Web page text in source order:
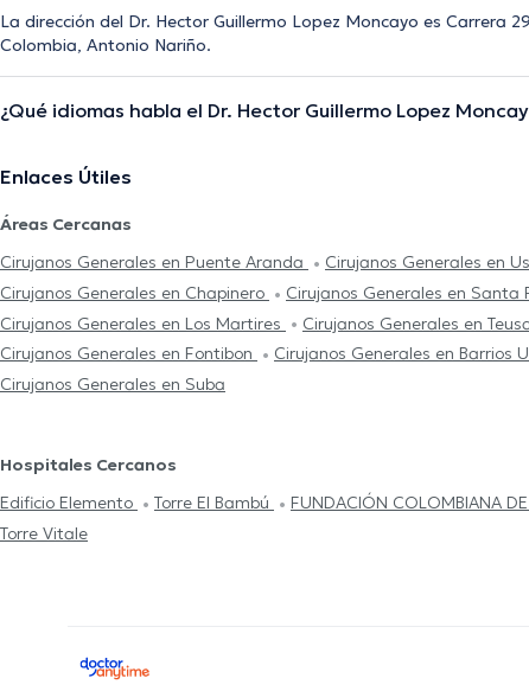
La dirección del Dr. Hector Guillermo Lopez Moncayo es Carrera
Colombia, Antonio Nariño.
¿Qué idiomas habla el Dr. Hector Guillermo Lopez
Enlaces Útiles
Áreas Cercanas
Cirujanos Generales en Puente Aranda
Cirujanos Generales en
Cirujanos Generales en Chapinero
Cirujanos Generales en Santa
Cirujanos Generales en Los Martires
Cirujanos Generales en
Cirujanos Generales en Fontibon
Cirujanos Generales en Barrios
Cirujanos Generales en Suba
Hospitales Cercanos
Edificio Elemento
Torre El Bambú FUNDACIÓN COLOMBIANA
Torre Vitale